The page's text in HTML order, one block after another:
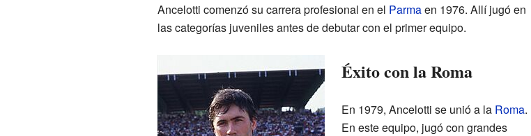
Ancelotti comenzó su carrera profesional en el Parmaen 1976. Allí jugó en
las categorías juveniles antes de debutar con el primer equipo.
Éxito con la Roma
En 1979, Ancelotti se unió a la Roma.
En este equipo, jugó con grandes